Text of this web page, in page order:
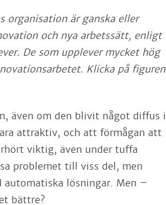
organisation är ganska eller
och nya arbetssätt, enligt
De som upplever mycket hög
Klicka på figuren
även om den blivit något diffus i
attraktiv, och att förmågan att
viktig, även under tuffa
problemet till viss del, men
automatiska lösningar. Men –
bättre?